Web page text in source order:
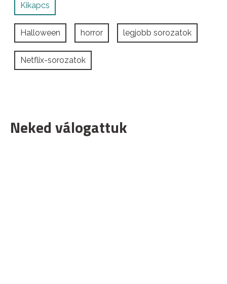
Kikapcs
Halloween horror legjobb sorozatok
Netflix-sorozatok
Neked válogattuk